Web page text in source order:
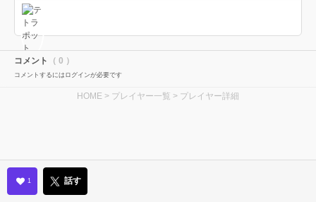
コメント （ 0 ）
コメントするにはログインが必要です
HOME > プレイヤー一覧 > プレイヤー詳細
1 話す